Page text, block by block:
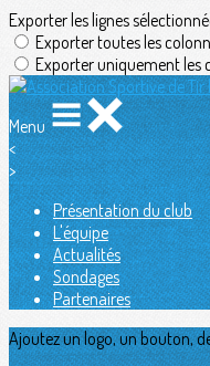
Exporter les lignes
Exporter toutes les
Exporter uniquement les
Menu
<
>
Présentation du club
L'équipe
Actualités
Sondages
Partenaires
Ajoutez un logo, un bouton,